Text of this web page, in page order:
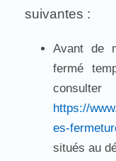
suivantes :
Avant de
fermé
https://
es-
situés au